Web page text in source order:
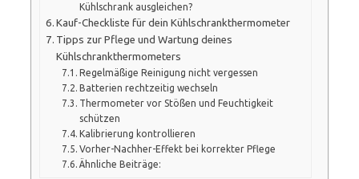
Kühlschrank ausgleichen?
Kauf-Checkliste für dein Kühlschrankthermometer
Tipps zur Pflege und Wartung deines
Kühlschrankthermometers
Regelmäßige Reinigung nicht vergessen
Batterien rechtzeitig wechseln
Thermometer vor Stößen und Feuchtigkeit
schützen
Kalibrierung kontrollieren
Vorher-Nachher-Effekt bei korrekter Pflege
Ähnliche Beiträge: